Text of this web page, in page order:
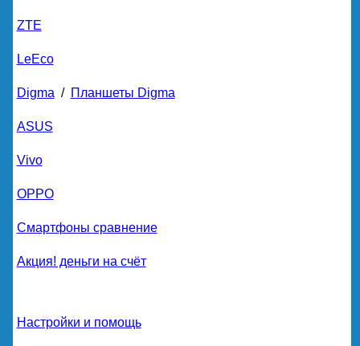
ZTE
LeEco
Digma/ Планшеты Digma
ASUS
Vivo
OPPO
Смартфоны сравнение
Акция! деньги на счёт
Настройки и помощь